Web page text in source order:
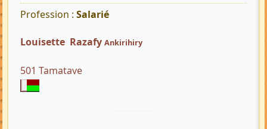
Profession : Salarié
Louisette Razafy Ankirihiry
501 Tamatave